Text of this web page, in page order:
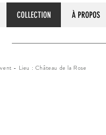
COLLECTION À PROPOS
- Lieu : Château de la Rose